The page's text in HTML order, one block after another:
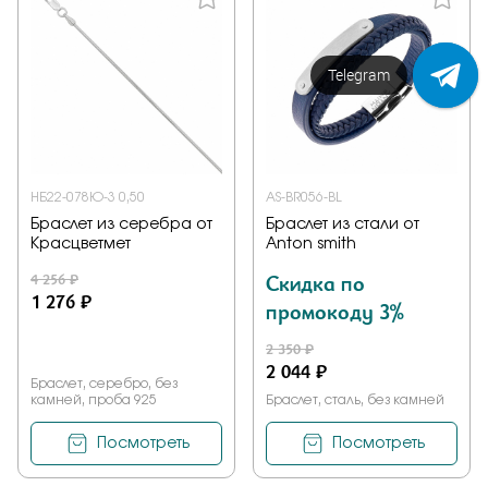
НБ22-078Ю-3 0,50
Браслет из серебра от
Красцветмет
4 256 ₽
1 276 ₽
Браслет, серебро, без
камней, проба 925
Посмотреть
AS-BR056-BL
Браслет из стали от
Anton smith
Скидка по
промокоду 3%
2 350 ₽
2 044 ₽
Браслет, сталь, без камней
Посмотреть
Напишите нам!